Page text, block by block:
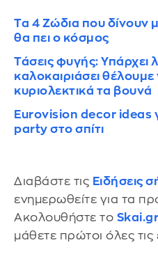
Τα 4 Ζώδια που δίνουν
θα πει ο κόσμος
Τάσεις φυγής: Υπάρχει
καλοκαιριάσει
κυριολεκτικά τα βουνά
Eurovision decor ideas
party στο σπίτι
Διαβάστε τις Ειδήσεις
ενημερωθείτε για τα
Ακολουθήστε το
μάθετε πρώτοι όλες τις